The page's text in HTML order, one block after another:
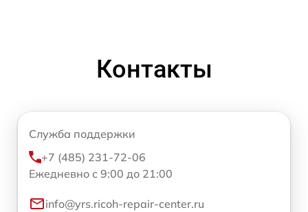
Контакты
Служба поддержки
+7 (485) 231-72-06
Ежедневно с 9:00 до 21:00
info@yrs.ricoh-repair-center.ru